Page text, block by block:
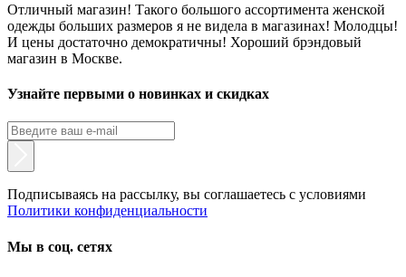
Отличный магазин! Такого большого ассортимента женской
одежды больших размеров я не видела в магазинах! Молодцы!
И цены достаточно демократичны! Хороший брэндовый
магазин в Москве.
Узнайте первыми о новинках и скидках
Подписываясь на рассылку, вы соглашаетесь с условиями
Политики конфиденциальности
Мы в соц. сетях